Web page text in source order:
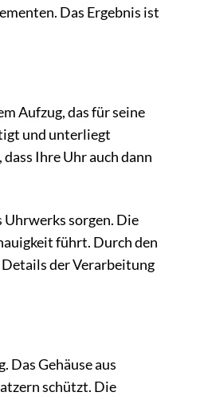
Das Ergebnis ist
Aufzug, das für seine
und unterliegt
Ihre Uhr auch dann
Uhrwerks sorgen. Die
führt. Durch den
Details der Verarbeitung
Das Gehäuse aus
schützt. Die